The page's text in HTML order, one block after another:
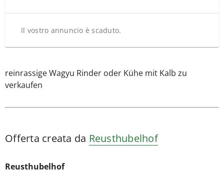
Il vostro annuncio è scaduto.
reinrassige Wagyu Rinder oder Kühe mit Kalb zu
verkaufen
Offerta creata da Reusthubelhof
Reusthubelhof